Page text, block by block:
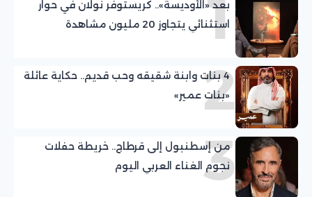
1
بعد «الأوديسة».. كريستوفر نولان في حوار
استثنائي يتجاوز 20 مليون مشاهدة
24 بنات وابنة شقيقه وحب قديم.. حكاية عائلة
«بنات عمير»
3
من إسطنبول إلى قرطاج.. خريطة حفلات
نجوم الغناء العربي اليوم